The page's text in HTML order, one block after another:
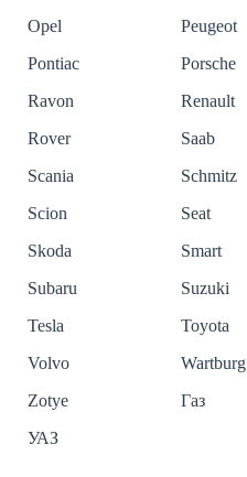
Opel
Peugeot
Pontiac
Porsche
Ravon
Renault
Rover
Saab
Scania
Schmitz
Scion
Seat
Skoda
Smart
Subaru
Suzuki
Tesla
Toyota
Volvo
Wartburg
Zotye
Газ
УАЗ